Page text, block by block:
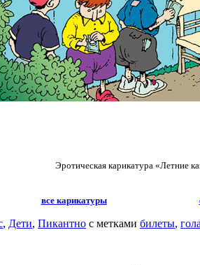
Эротическая карикатура «Летние
все карикатуры
, Дети, Пикантно с метками билеты,